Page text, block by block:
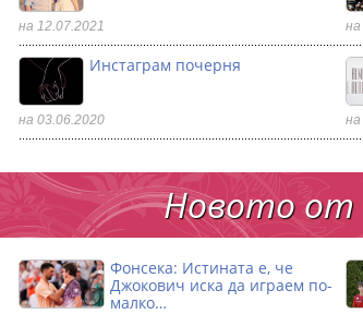
на 12.07.2021 на
Инстаграм почерня
на 03.06.2020 на
Новото от
Фонсека: Истината е, че
Джокович иска да играем по-
малко…